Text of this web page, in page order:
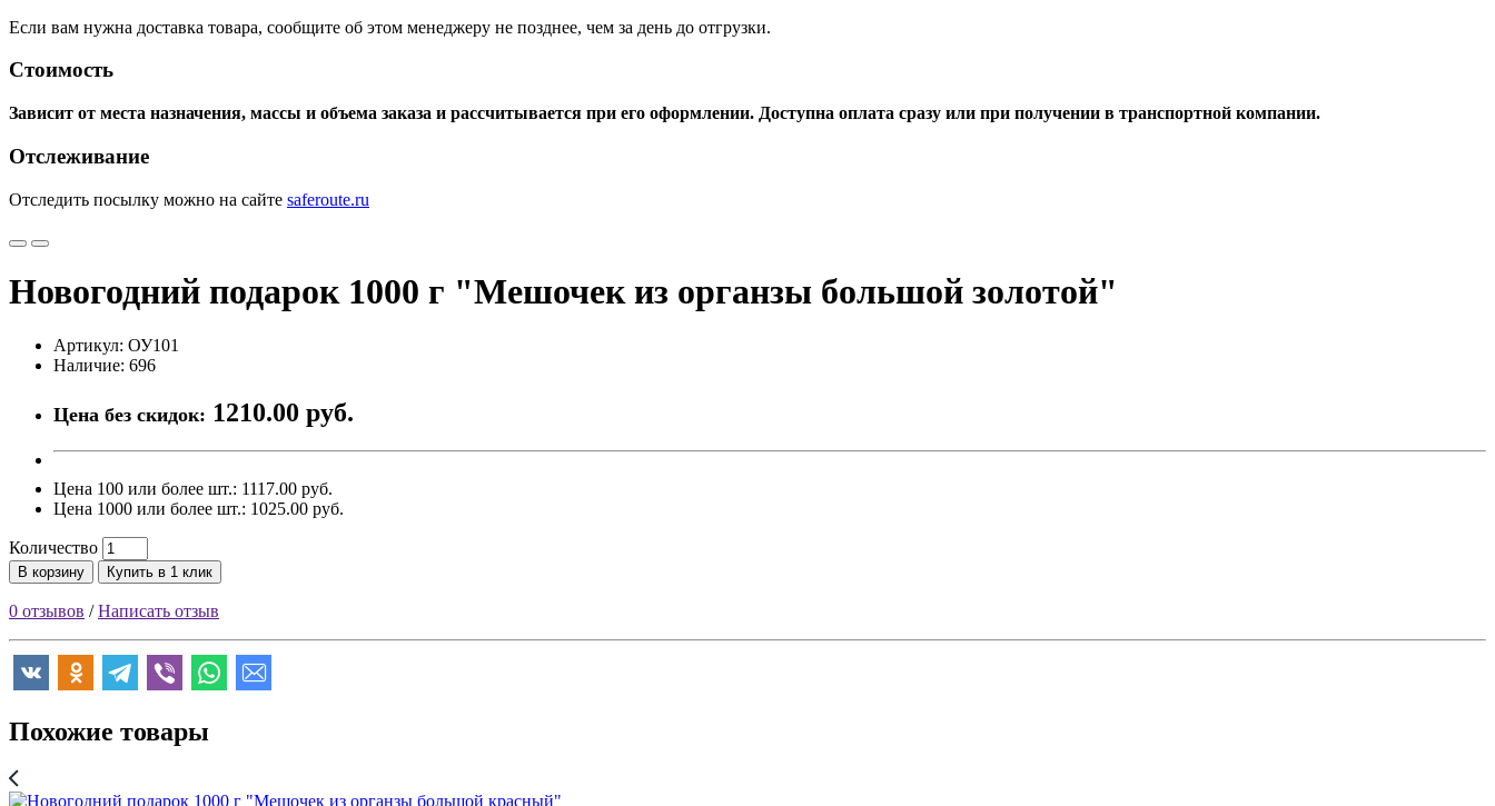
Если вам нужна доставка товара, сообщите об этом менеджеру не позднее, чем за день до отгрузки.
Стоимость
Зависит от места назначения, массы и объема заказа и рассчитывается при его оформлении. Доступна оплата сразу или при получении в транспортной компании.
Отслеживание
Отследить посылку можно на сайте saferoute.ru
Новогодний подарок 1000 г "Мешочек из органзы большой золотой"
Артикул: ОУ101
Наличие: 696
Цена без скидок: 1210.00 руб.
Цена 100 или более шт.: 1117.00 руб.
Цена 1000 или более шт.: 1025.00 руб.
Количество
В корзину Купить в 1 клик
0 отзывов /Написать отзыв
Похожие товары